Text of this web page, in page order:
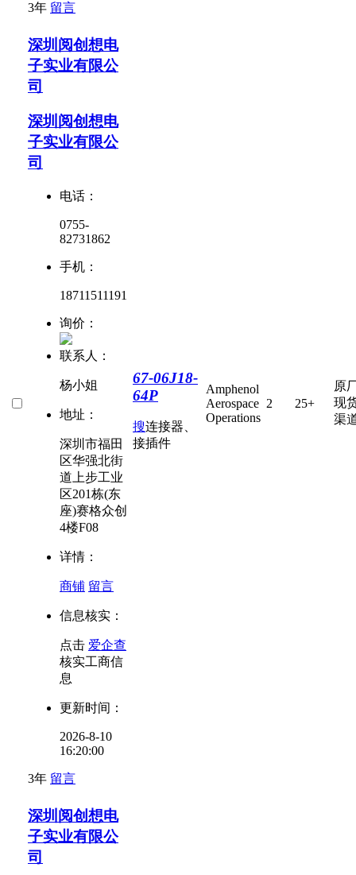
3年 留言
深圳阅创想电
子实业有限公
司
深圳阅创想电
子实业有限公
司
电话：
0755-
82731862
手机：
18711511191
询价：
联系人：
杨小姐
地址：
深圳市福田
区华强北街
道上步工业
区201栋(东
座)赛格众创
4楼F08
详情：
商铺 留言
信息核实：
点击 爱企查
核实工商信
息
更新时间：
2026-8-10
16:20:00
3年 留言
67-06J18-
64P
搜连接器、
接插件
Amphenol
Aerospace
Operations
2 25+
原
现
渠
深圳阅创想电
子实业有限公
司